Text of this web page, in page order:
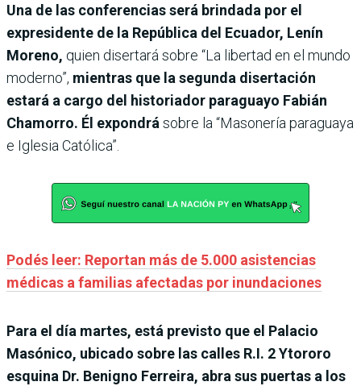
Una de las conferencias será brindada por el
expresidente de la República del Ecuador, Lenín
Moreno, quien disertará sobre “La libertad en el mundo
moderno”, mientras que la segunda disertación
estará a cargo del historiador paraguayo Fabián
Chamorro. Él expondrá sobre la “Masonería paraguaya
e Iglesia Católica”.
Podés leer: Reportan más de 5.000 asistencias
médicas a familias afectadas por inundaciones
Para el día martes, está previsto que el Palacio
Masónico, ubicado sobre las calles R.I. 2 Ytororo
esquina Dr. Benigno Ferreira, abra sus puertas a los